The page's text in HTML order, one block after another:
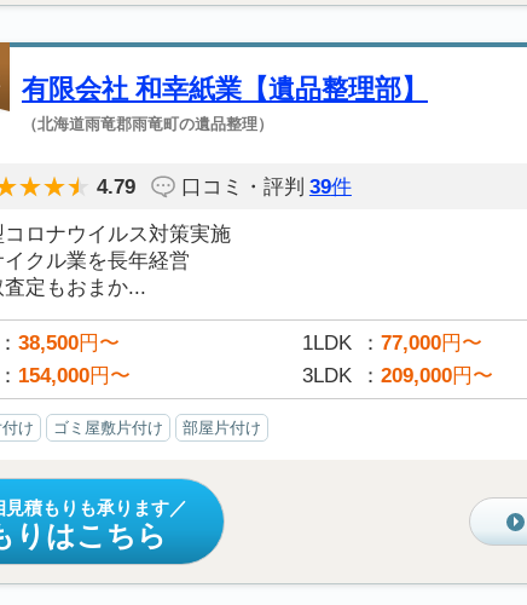
有限会社 和幸紙業【遺品整理部】
（北海道雨竜郡雨竜町の遺品整理）
4.79 口コミ・評判 39件
コロナウイルス対策実施
イクル業を長年経営
査定もおまか...
38,500円〜 1LDK 77,000円〜
154,000円〜 3LDK 209,000円〜
け ゴミ屋敷片付け 部屋片付け
見積もりも承ります
りはこちら